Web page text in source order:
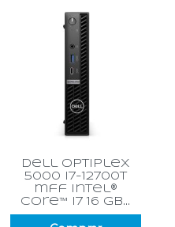
dell optiplex
5000 i7-12700t
mff intel®
core™ i7 16 gb...